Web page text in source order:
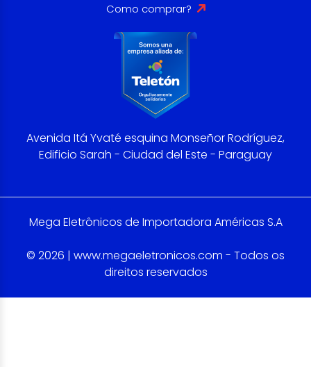
Como comprar?
Avenida Itá Yvaté esquina Monseñor Rodríguez,
Edificio Sarah - Ciudad del Este - Paraguay
Mega Eletrônicos de Importadora Américas S.A
© 2026 | www.megaeletronicos.com - Todos os
direitos reservados